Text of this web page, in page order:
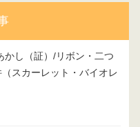
かし（証）/リボン・二つ
スカーレット・バイオレ